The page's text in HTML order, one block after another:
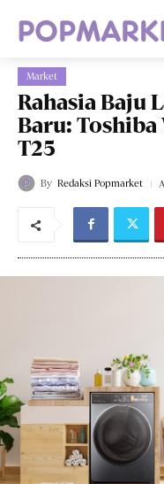
Market
Rahasia Baju
Baru: Toshiba
T25
By Redaksi Popmarket